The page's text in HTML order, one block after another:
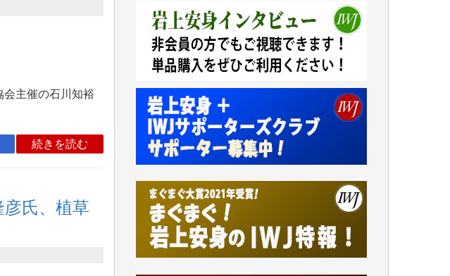
主催の石川知裕
続きを読む
氏、植草
及川昭男 様
岩井祐子 様
藤田英之 様
藤岡比左志 様
井出 隆太 様
小池説夫 様
アオキカナメ 様
諸般の事情によりIWJ会費払えず今は非会員
です。市民側に立つ講演会にIWJのカメラマ
われるのはあまりにもったいない。少しでも
お役立てください。（H.O.様）
今日、僅かですがカンパしました。（T.M.
様）